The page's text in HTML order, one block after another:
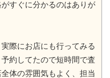
すぐに分かるのはありが
際にお店にも行ってみる
約してたので短時間で査
体の雰囲気もよく、担当